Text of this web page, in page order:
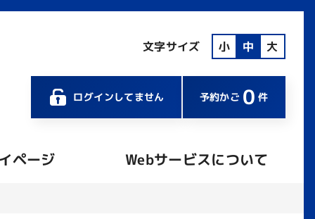
文字サイズ 小 中 大
ログインしてません 予約かご 0 件
ページ Webサービスについて